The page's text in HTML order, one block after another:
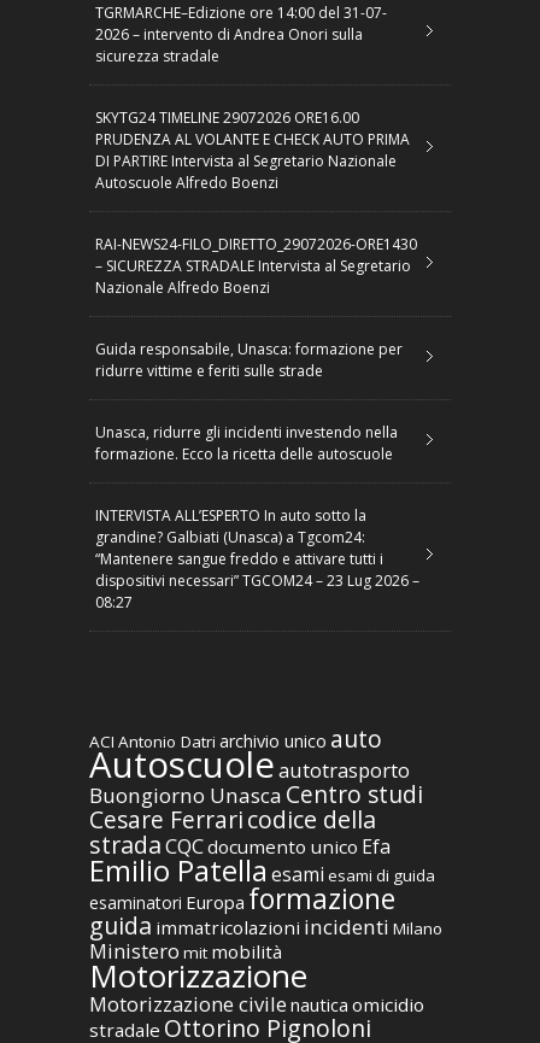
TGRMARCHE–Edizione ore 14:00 del 31-07-
2026 – intervento di Andrea Onori sulla
sicurezza stradale
SKYTG24 TIMELINE 29072026 ORE16.00
PRUDENZA AL VOLANTE E CHECK AUTO PRIMA
DI PARTIRE Intervista al Segretario Nazionale
Autoscuole Alfredo Boenzi
RAI-NEWS24-FILO_DIRETTO_29072026-ORE1430
– SICUREZZA STRADALE Intervista al Segretario
Nazionale Alfredo Boenzi
Guida responsabile, Unasca: formazione per
ridurre vittime e feriti sulle strade
Unasca, ridurre gli incidenti investendo nella
formazione. Ecco la ricetta delle autoscuole
INTERVISTA ALL’ESPERTO In auto sotto la
grandine? Galbiati (Unasca) a Tgcom24:
“Mantenere sangue freddo e attivare tutti i
dispositivi necessari” TGCOM24 – 23 Lug 2026 –
08:27
ACI Antonio Datri archivio unico auto
Autoscuoleautotrasporto
Buongiorno Unasca Centro studi
Cesare Ferraricodice della
stradaCQCdocumento unico Efa
Emilio Patella esami esami di guida
esaminatori Europa formazione
guida immatricolazioni incidenti Milano
Ministero mit mobilità
Motorizzazione
Motorizzazione civile nautica omicidio
stradale Ottorino Pignoloni